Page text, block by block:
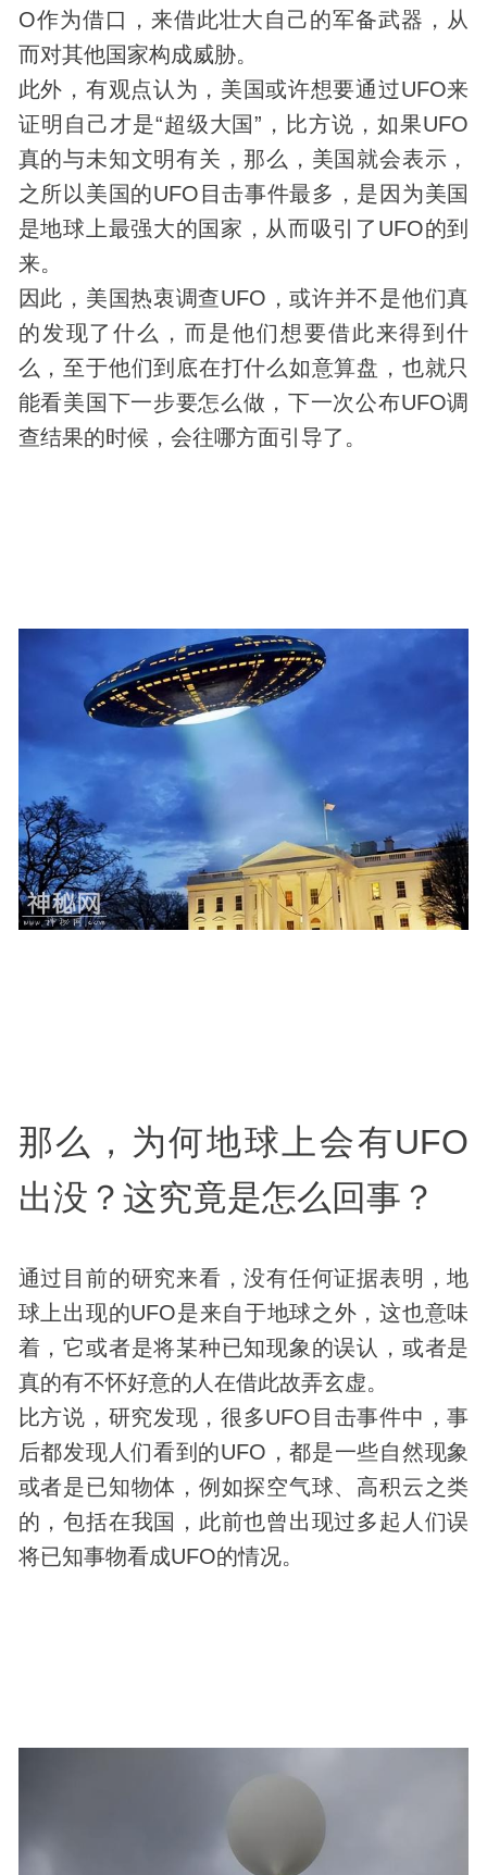
O作为借口，来借此壮大自己的军备武器，从
而对其他国家构成威胁。
此外，有观点认为，美国或许想要通过UFO来
证明自己才是“超级大国”，比方说，如果UFO
真的与未知文明有关，那么，美国就会表示，
之所以美国的UFO目击事件最多，是因为美国
是地球上最强大的国家，从而吸引了UFO的到
来。
因此，美国热衷调查UFO，或许并不是他们真
的发现了什么，而是他们想要借此来得到什
么，至于他们到底在打什么如意算盘，也就只
能看美国下一步要怎么做，下一次公布UFO调
查结果的时候，会往哪方面引导了。
那么，为何地球上会有UFO
出没？这究竟是怎么回事？
通过目前的研究来看，没有任何证据表明，地
球上出现的UFO是来自于地球之外，这也意味
着，它或者是将某种已知现象的误认，或者是
真的有不怀好意的人在借此故弄玄虚。
比方说，研究发现，很多UFO目击事件中，事
后都发现人们看到的UFO，都是一些自然现象
或者是已知物体，例如探空气球、高积云之类
的，包括在我国，此前也曾出现过多起人们误
将已知事物看成UFO的情况。